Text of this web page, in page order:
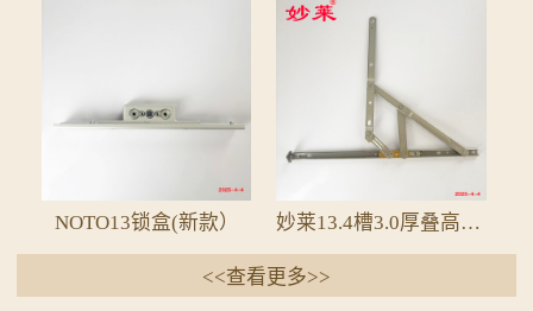
NOTO13锁盒(新款） 妙莱13.4槽3.0厚叠高19.5平开四连杆2B电泳
<<查看更多>>